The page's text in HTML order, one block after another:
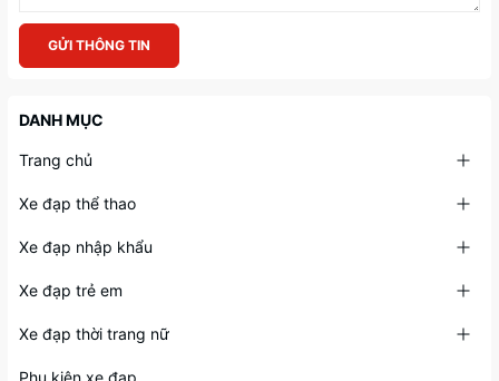
GỬI THÔNG TIN
DANH MỤC
Trang chủ
Xe đạp thể thao
Xe đạp nhập khẩu
Xe đạp trẻ em
Xe đạp thời trang nữ
Phụ kiện xe đạp